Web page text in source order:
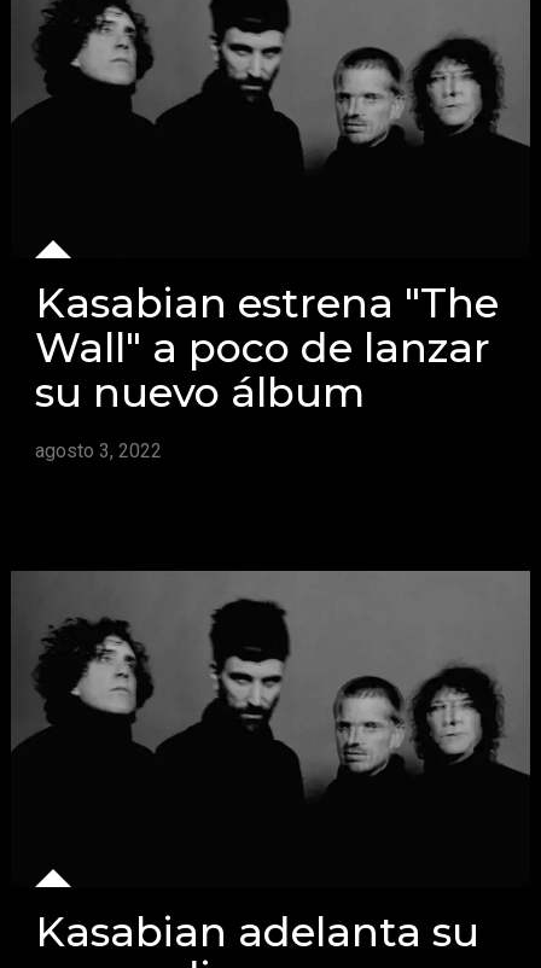
Kasabian estrena "The
Wall" a poco de lanzar
su nuevo álbum
agosto 3, 2022
Kasabian adelanta su